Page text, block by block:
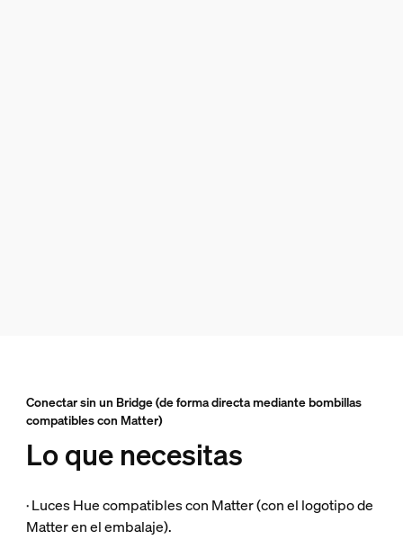
Conectar sin un Bridge (de forma directa mediante bombillas
compatibles con Matter)
Lo que necesitas
· Luces Hue compatibles con Matter (con el logotipo de
Matter en el embalaje).